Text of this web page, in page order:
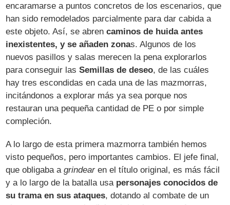
encaramarse a puntos concretos de los escenarios, que
han sido remodelados parcialmente para dar cabida a
este objeto. Así, se abrencaminos de huida antes
inexistentes, y se añaden zonas. Algunos de los
nuevos pasillos y salas merecen la pena explorarlos
para conseguir lasSemillas de deseo, de las cuáles
hay tres escondidas en cada una de las mazmorras,
incitándonos a explorar más ya sea porque nos
restauran una pequeña cantidad de PE o por simple
compleción.
A lo largo de esta primera mazmorra también hemos
visto pequeños, pero importantes cambios. El jefe final,
que obligaba agrindearen el título original, es más fácil
y a lo largo de la batalla usa personajes conocidos de
su trama en sus ataques, dotando al combate de un